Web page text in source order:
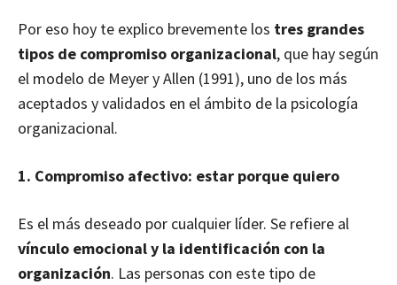
Por eso hoy te explico brevemente los tres grandes
tipos de compromiso organizacional, que hay según
el modelo de Meyer y Allen (1991), uno de los más
aceptados y validados en el ámbito de la psicología
organizacional.
1. Compromiso afectivo: estar porque quiero
Es el más deseado por cualquier líder. Se refiere al
vínculo emocional y la identificación con la
organización. Las personas con este tipo de